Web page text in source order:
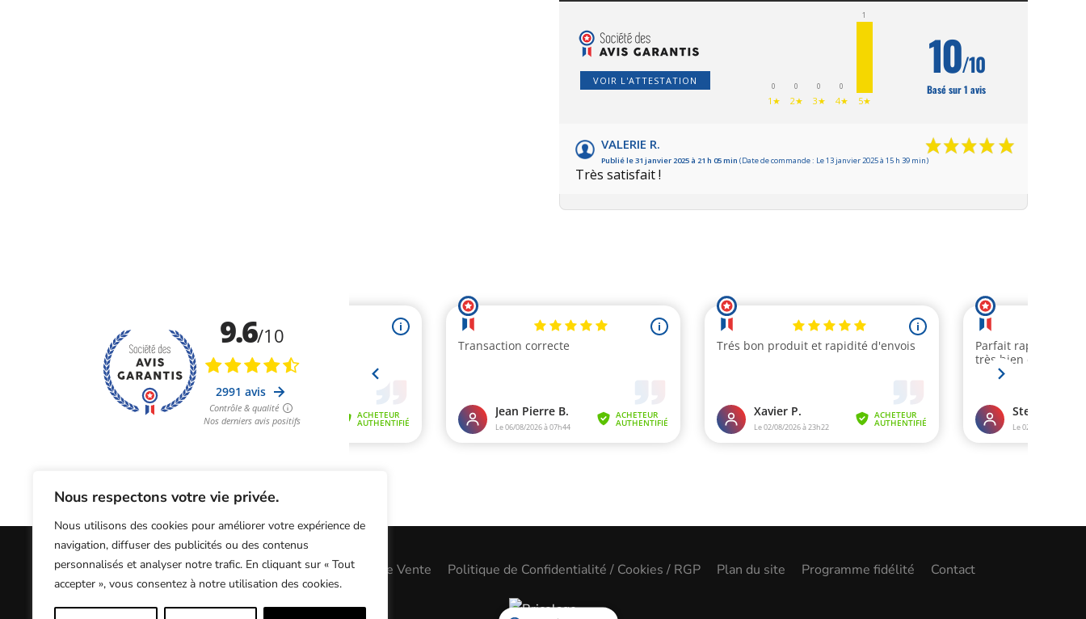
Nous respectons votre vie privée.
Nous utilisons des cookies pour améliorer votre expérience de
navigation, diffuser des publicités ou des contenus
personnalisés et analyser notre trafic. En cliquant sur « Tout
accepter », vous consentez à notre utilisation des cookies.
VOIR L'ATTESTATION 0
1★
0
2★
0
3★
0
4★
1
5★
10/10
Basé sur 1 avis
VALERIE R.
Publié le 31 janvier 2025 à 21 h 05 min (Date de commande : Le 13 janvier 2025 à 15 h 39 min)
Très satisfait !
Informations Légales Conditions Générales de Vente Politique de Confidentialité / Cookies / RGP Plan du site Programme fidélité Contact